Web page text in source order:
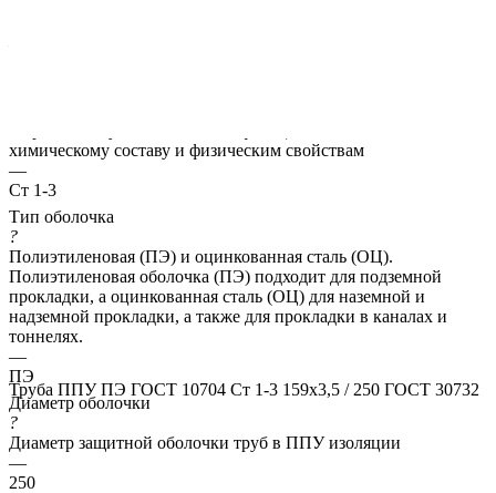
Труба ППУ ПЭ ГОСТ 10704 Ст 1-3 159x3,5 / 250 ГОСТ 30732
химическому составу и физическим свойствам
—
Ст 1-3
Тип оболочка
?
Полиэтиленовая (ПЭ) и оцинкованная сталь (ОЦ).
Полиэтиленовая оболочка (ПЭ) подходит для подземной
прокладки, а оцинкованная сталь (ОЦ) для наземной и
надземной прокладки, а также для прокладки в каналах и
тоннелях.
—
ПЭ
Диаметр оболочки
?
Диаметр защитной оболочки труб в ППУ изоляции
—
250